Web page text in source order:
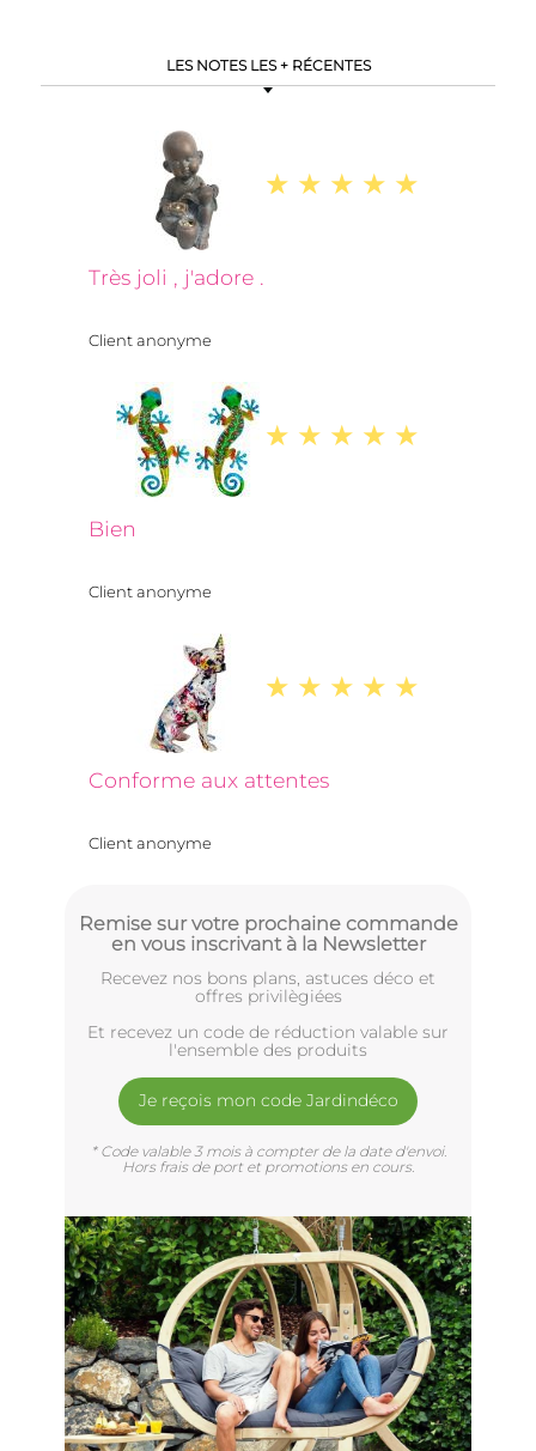
LES NOTES LES + RÉCENTES
Très joli , j'adore .
Client anonyme
Bien
Client anonyme
Conforme aux attentes
Client anonyme
Remise sur votre prochaine commande
en vous inscrivant à la Newsletter
Recevez nos bons plans, astuces déco et
offres privilègiées
Et recevez un code de réduction valable sur
l'ensemble des produits
Je reçois mon code Jardindéco
* Code valable 3 mois à compter de la date d'envoi.
Hors frais de port et promotions en cours.